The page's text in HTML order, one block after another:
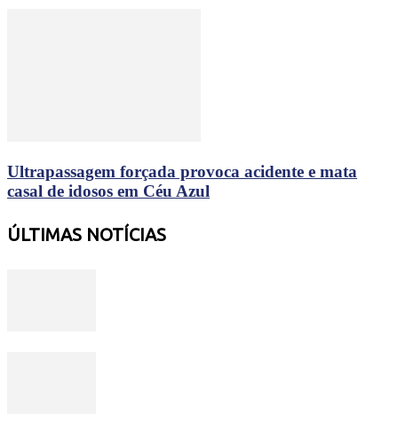
Ultrapassagem forçada provoca acidente e mata
casal de idosos em Céu Azul
ÚLTIMAS NOTÍCIAS